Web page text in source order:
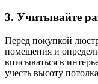
3. Учитывайте
Перед покупкой
помещения и
вписываться в
учесть высоту